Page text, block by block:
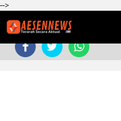
-->